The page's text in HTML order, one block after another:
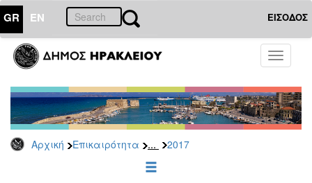
GR EN ΕΙΣΟΔΟΣ
Toggle
Αρχική Επικαιρότητα ... 2017
ΕΠΙΚΑΙΡΟΤΗΤΑ
Τύπου
Αρχείο
2026
2025